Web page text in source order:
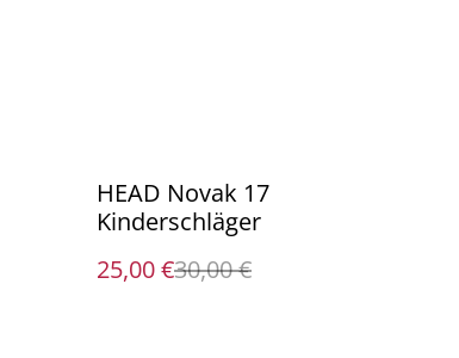
%
HEAD Novak 17
Kinderschläger
25,00 €30,00 €